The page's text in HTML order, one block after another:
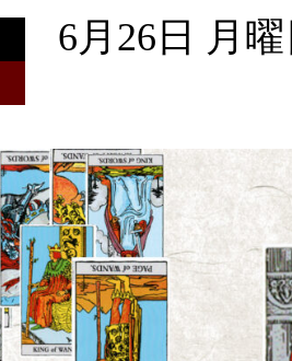
6月26日 月